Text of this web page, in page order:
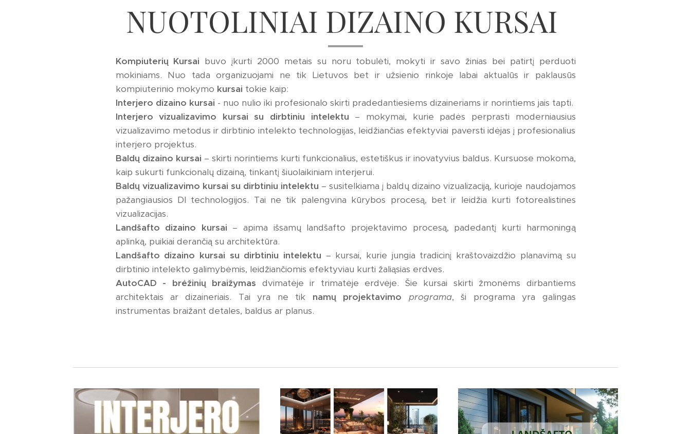
NUOTOLINIAI DIZAINO KURSAI
Kompiuterių Kursai buvo įkurti 2000 metais su noru tobulėti, mokyti ir savo žinias bei patirtį perduoti
mokiniams. Nuo tada organizuojami ne tik Lietuvos bet ir užsienio rinkoje labai aktualūs ir paklausūs
kompiuterinio mokymo kursai tokie kaip:
Interjero dizaino kursai - nuo nulio iki profesionalo skirti pradedantiesiems dizaineriams ir norintiems jais tapti.
Interjero vizualizavimo kursai su dirbtiniu intelektu – mokymai, kurie padės perprasti moderniausius
vizualizavimo metodus ir dirbtinio intelekto technologijas, leidžiančias efektyviai paversti idėjas į profesionalius
interjero projektus.
Baldų dizaino kursai – skirti norintiems kurti funkcionalius, estetiškus ir inovatyvius baldus. Kursuose mokoma,
kaip sukurti funkcionalų dizainą, tinkantį šiuolaikiniam interjerui.
Baldų vizualizavimo kursai su dirbtiniu intelektu – susitelkiama į baldų dizaino vizualizaciją, kurioje naudojamos
pažangiausios DI technologijos. Tai ne tik palengvina kūrybos procesą, bet ir leidžia kurti fotorealistines
vizualizacijas.
Landšafto dizaino kursai – apima išsamų landšafto projektavimo procesą, padedantį kurti harmoningą
aplinką, puikiai derančią su architektūra.
Landšafto dizaino kursai su dirbtiniu intelektu – kursai, kurie jungia tradicinį kraštovaizdžio planavimą su
dirbtinio intelekto galimybėmis, leidžiančiomis efektyviau kurti žaliąsias erdves.
AutoCAD - brėžinių braižymas dvimatėje ir trimatėje erdvėje. Šie kursai skirti žmonėms dirbantiems
architektais ar dizaineriais. Tai yra ne tik namų projektavimo programa, ši programa yra galingas
instrumentas braižant detales, baldus ar planus.